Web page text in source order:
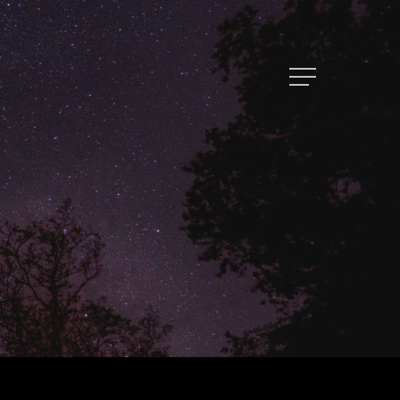
トップページ
ハイパー縁側とは
ハイパー縁側@中津
ハイパー縁側@天満橋
ハイパー縁側@淀屋橋
ハイパー縁側@中山台